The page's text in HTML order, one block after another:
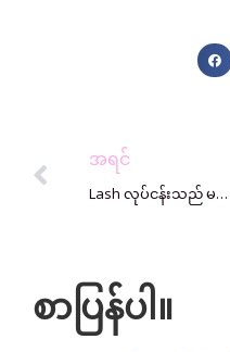
အရင်
Lash လုပ်ငန်းသည် မည်မျှ အကျိုးရှိသနည်း။
စာပြန်ပါ။